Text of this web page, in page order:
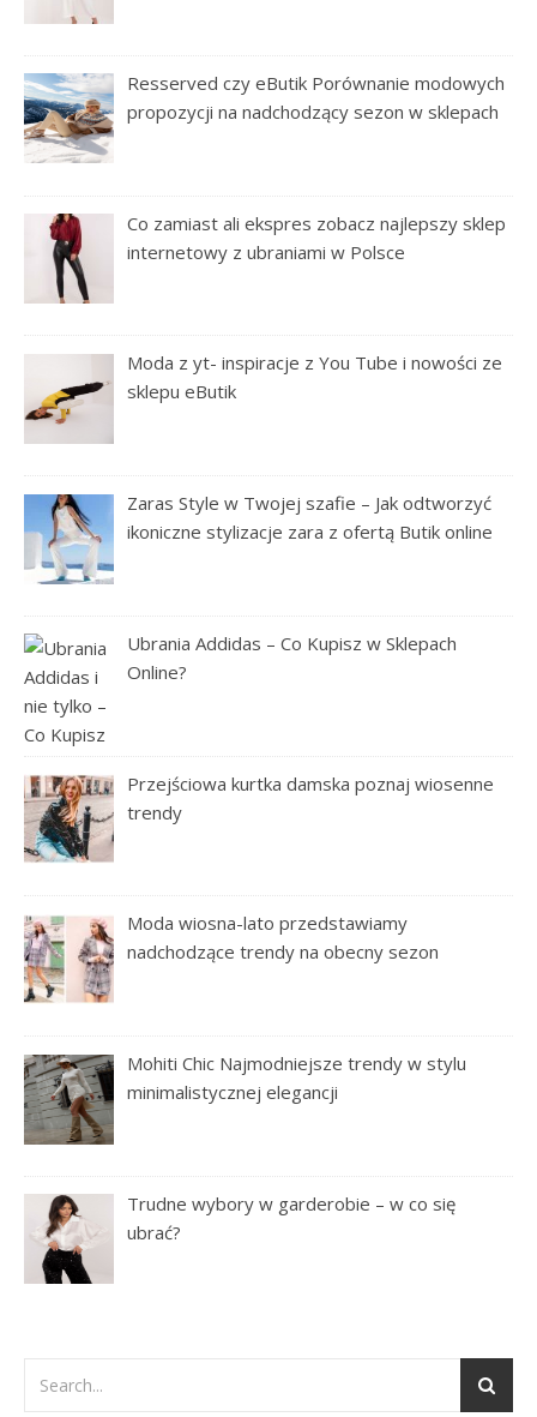
Resserved czy eButik Porównanie modowych
propozycji na nadchodzący sezon w sklepach
Co zamiast ali ekspres zobacz najlepszy sklep
internetowy z ubraniami w Polsce
Moda z yt- inspiracje z You Tube i nowości ze
sklepu eButik
Zaras Style w Twojej szafie – Jak odtworzyć
ikoniczne stylizacje zara z ofertą Butik online
Ubrania Addidas – Co Kupisz w Sklepach
Online?
Przejściowa kurtka damska poznaj wiosenne
trendy
Moda wiosna-lato przedstawiamy
nadchodzące trendy na obecny sezon
Mohiti Chic Najmodniejsze trendy w stylu
minimalistycznej elegancji
Trudne wybory w garderobie – w co się
ubrać?